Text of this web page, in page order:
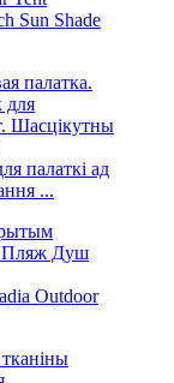
Sun Shade
палаткі ад
...
Outdoor